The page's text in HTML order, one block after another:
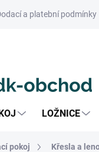
a platební podmínky
LOŽNICE
pokoj Křesla a